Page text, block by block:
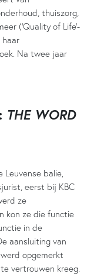
thuiszorg,
(‘Quality of Life’-
haar
Na twee jaar
THE WORD
balie,
eerst bij KBC
ze
kon ze die functie
in de
aansluiting van
opgemerkt
vertrouwen kreeg.